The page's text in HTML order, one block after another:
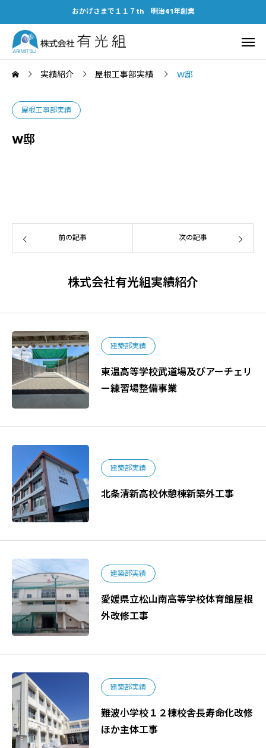
おかげさまで１１７th 明治41年創業
実績紹介 屋根工事部実績 W邸
屋根工事部実績
W邸
前の記事 次の記事
株式会社有光組実績紹介
建築部実績
東温高等学校武道場及びアーチェリ
ー練習場整備事業
建築部実績
北条清新高校休憩棟新築外工事
建築部実績
愛媛県立松山南高等学校体育館屋根
外改修工事
建築部実績
難波小学校１２棟校舎長寿命化改修
ほか主体工事